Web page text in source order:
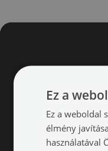
Ez a
Ez a weboldal
élmény
használatával